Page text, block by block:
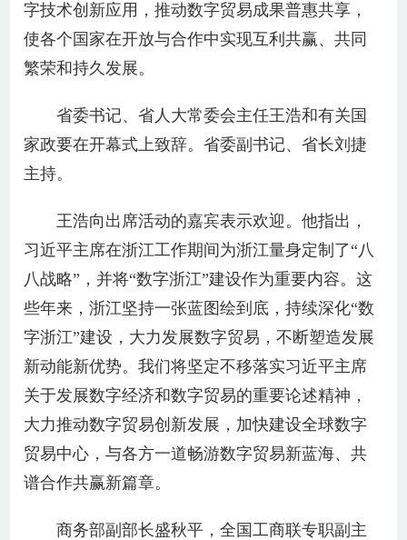
字技术创新应用，推动数字贸易成果普惠共享，
使各个国家在开放与合作中实现互利共赢、共同
繁荣和持久发展。
省委书记、省人大常委会主任王浩和有关国
家政要在开幕式上致辞。省委副书记、省长刘捷
主持。
王浩向出席活动的嘉宾表示欢迎。他指出，
习近平主席在浙江工作期间为浙江量身定制了“八
八战略”，并将“数字浙江”建设作为重要内容。这
些年来，浙江坚持一张蓝图绘到底，持续深化“数
字浙江”建设，大力发展数字贸易，不断塑造发展
新动能新优势。我们将坚定不移落实习近平主席
关于发展数字经济和数字贸易的重要论述精神，
大力推动数字贸易创新发展，加快建设全球数字
贸易中心，与各方一道畅游数字贸易新蓝海、共
谱合作共赢新篇章。
商务部副部长盛秋平，全国工商联专职副主